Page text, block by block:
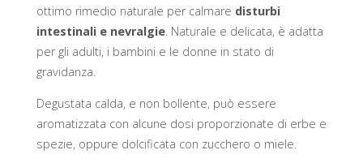
ottimo rimedio naturale per calmare disturbi
intestinali e nevralgie. Naturale e delicata, è adatta
per gli adulti, i bambini e le donne in stato di
gravidanza.
Degustata calda, e non bollente, può essere
aromatizzata con alcune dosi proporzionate di erbe e
spezie, oppure dolcificata con zucchero o miele.